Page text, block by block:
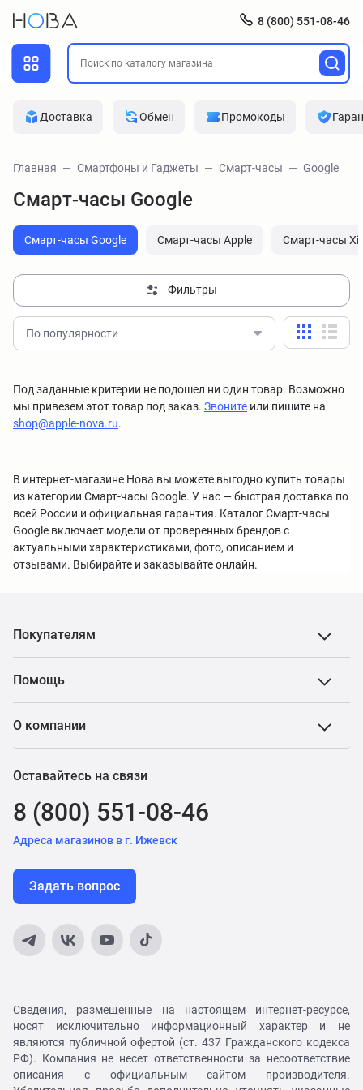
8 (800) 551-08-46
Доставка Обмен Промокоды
Главная Смартфоны и Гаджеты Смарт-часы Google
Смарт-часы Google
Смарт-часы Google Смарт-часы Apple Смарт-часы
Фильтры
По популярности
Под заданные критерии не подошел ни один товар. Возможно
мы привезем этот товар под заказ. Звоните или пишите на
shop@apple-nova.ru.
В интернет-магазине Нова вы можете выгодно купить товары
из категории Смарт-часы Google. У нас — быстрая доставка по
всей России и официальная гарантия. Каталог Смарт-часы
Google включает модели от проверенных брендов с
актуальными характеристиками, фото, описанием и
отзывами. Выбирайте и заказывайте онлайн.
Покупателям
Помощь
О компании
Оставайтесь на связи
8 (800) 551-08-46
Адреса магазинов в г. Ижевск
Задать вопрос
Сведения, размещенные на настоящем интернет-ресурсе,
носят исключительно информационный характер и не
являются публичной офертой (ст. 437 Гражданского кодекса
РФ). Компания не несет ответственности за несоответствие
описания с официальным сайтом производителя.